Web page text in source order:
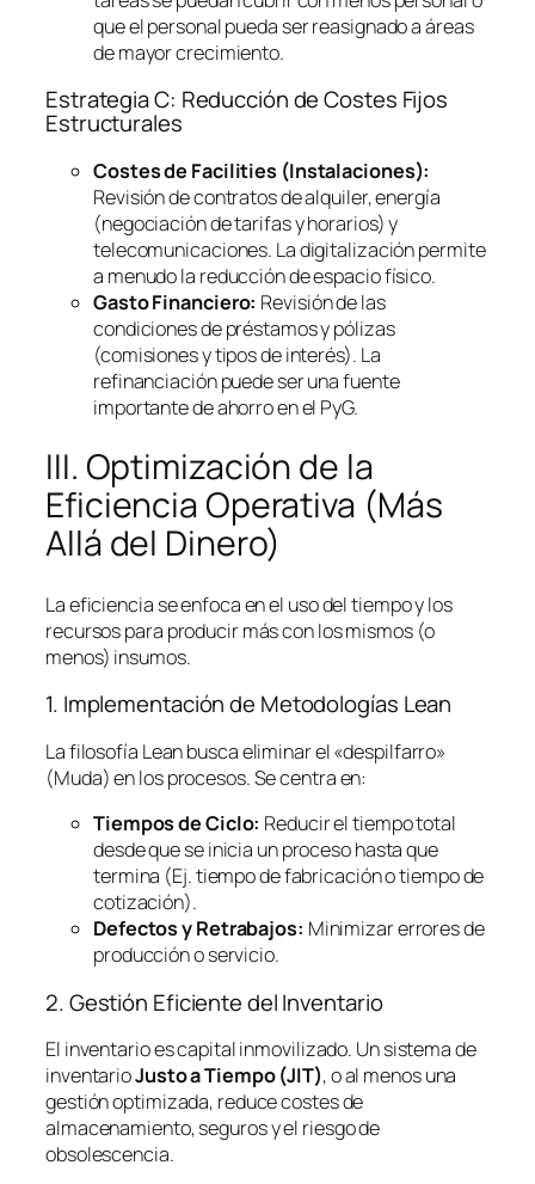
que el personal pueda ser reasignado a áreas
de mayor crecimiento.
Estrategia C: Reducción de Costes Fijos
Estructurales
Costes de Facilities (Instalaciones):
Revisión de contratos de alquiler, energía
(negociación de tarifas y horarios) y
telecomunicaciones. La digitalización permite
a menudo la reducción de espacio físico.
Gasto Financiero: Revisión de las
condiciones de préstamos y pólizas
(comisiones y tipos de interés). La
refinanciación puede ser una fuente
importante de ahorro en el PyG.
III. Optimización de la
Eficiencia Operativa (Más
Allá del Dinero)
La eficiencia se enfoca en el uso del tiempo y los
recursos para producir más con los mismos (o
menos) insumos.
1. Implementación de Metodologías Lean
La filosofía Leanbusca eliminar el «despilfarro»
(Muda) en los procesos. Se centra en:
Tiempos de Ciclo: Reducir el tiempo total
desde que se inicia un proceso hasta que
termina (Ej. tiempo de fabricación o tiempo de
cotización).
Defectos y Retrabajos: Minimizar errores de
producción o servicio.
2. Gestión Eficiente del Inventario
El inventario es capital inmovilizado. Un sistema de
inventarioJusto a Tiempo (JIT), o al menos una
gestión optimizada, reduce costes de
almacenamiento, seguros y el riesgo de
obsolescencia.